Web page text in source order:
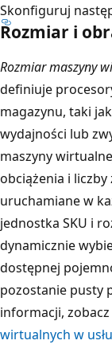
Skonfiguruj
Rozmiar i
Rozmiar maszyny
definiuje
magazynu, taki
wydajności lub
maszyny
obciążenia i
uruchamiane w
jednostka SKU i
dynamicznie
dostępnej
pozostanie pusty
informacji, zobacz
wirtualnych w